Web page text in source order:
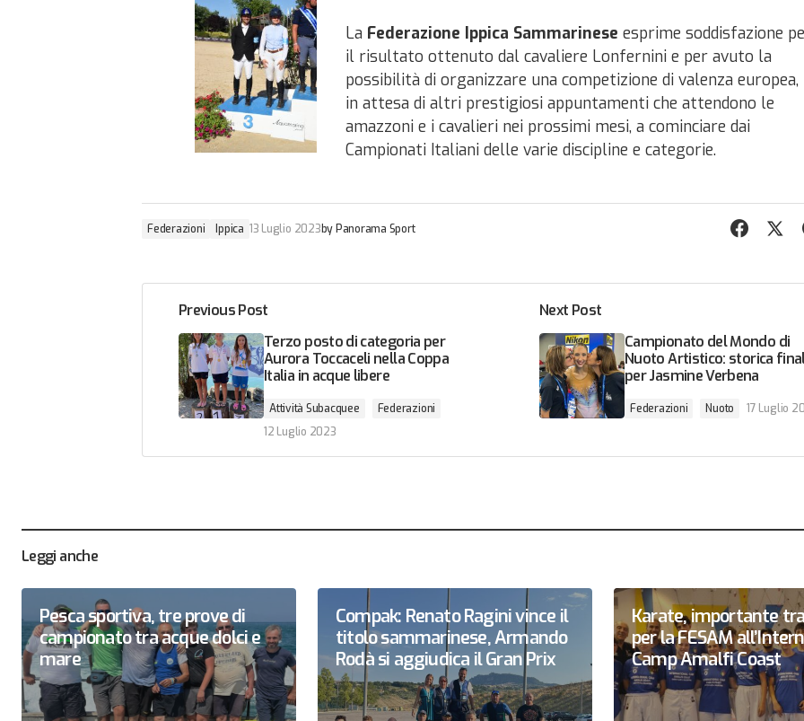
La Federazione Ippica Sammarinese esprime soddisfazione
il risultato ottenuto dal cavaliere Lonfernini e per avuto la
possibilità di organizzare una competizione di valenza europea,
in attesa di altri prestigiosi appuntamenti che attendono le
amazzoni e i cavalieri nei prossimi mesi, a cominciare dai
Campionati Italiani delle varie discipline e categorie.
Federazioni Ippica 13 Luglio 2023by Panorama Sport
Previous Post
Terzo posto di categoria per
Aurora Toccaceli nella Coppa
Italia in acque libere
Attività Subacquee
Federazioni
12 Luglio 2023
Next Post
Campionato del Mondo di
Nuoto Artistico: storica
per Jasmine Verbena
Federazioni Nuoto 17 Luglio
Leggi anche
Pesca sportiva, tre prove di
campionato tra acque dolci e
mare
Compak: Renato Ragini vince il
titolo sammarinese, Armando
Rodà si aggiudica il Gran Prix
Karate, importante
per la FESAM
Camp Amalfi Coast